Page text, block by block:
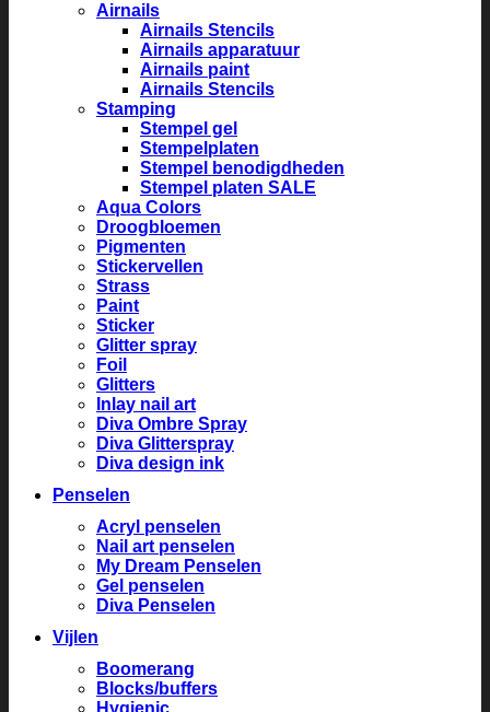
Airnails
Airnails Stencils
Airnails apparatuur
Airnails paint
Airnails Stencils
Stamping
Stempel gel
Stempelplaten
Stempel benodigdheden
Stempel platen SALE
Aqua Colors
Droogbloemen
Pigmenten
Stickervellen
Strass
Paint
Sticker
Glitter spray
Foil
Glitters
Inlay nail art
Diva Ombre Spray
Diva Glitterspray
Diva design ink
Penselen
Acryl penselen
Nail art penselen
My Dream Penselen
Gel penselen
Diva Penselen
Vijlen
Boomerang
Blocks/buffers
Hygienic